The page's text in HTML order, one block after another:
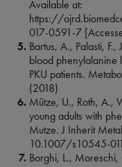
Available at:
https://
017-0591-7
Bartus, A., Palasti,
blood phenylalanine
PKU patients.
(2018)
Mütze, U., Roth, A.,
young adults with
Mutze. J Inherit
10.1007/s10545-
Borghi, L.,